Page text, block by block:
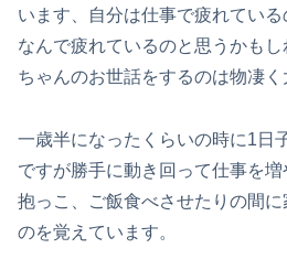
います、自分は仕事で疲れてい
なんで疲れているのと思うかも
ちゃんのお世話をするのは物凄く
一歳半になったくらいの時に1日
ですが勝手に動き回って仕事を増
抱っこ、ご飯食べさせたりの間
のを覚えています。